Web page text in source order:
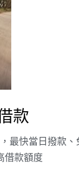
款
最快當日撥款
借款額度